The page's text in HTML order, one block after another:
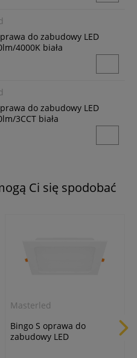
do zabudowy LED
4000K biała
do zabudowy LED
3CCT biała
Ci się spodobać
Masterled
Bingo S oprawa do
zabudowy LED